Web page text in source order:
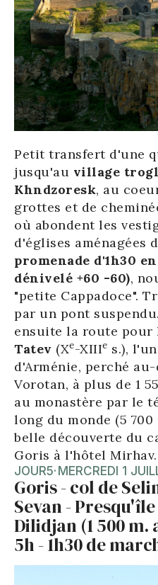
Petit transfert d'une
jusqu'au village
Khndzoresk, au
grottes et de
où abondent les
d'églises aménagées
promenade d'1h30
dénivelé +60 -60),
"petite Cappadoce".
par un pont
ensuite la route pour
Tatev (Xe-XIIIe s.),
d'Arménie, perché
Vorotan, à plus de 1
au monastère par le
long du monde (5
belle découverte du
Goris à l'hôtel Mirhav.
JOUR5· MERCREDI 1
Goris - col de
Sevan -
Dilidjan (1 500 m.
5h - 1h30 de